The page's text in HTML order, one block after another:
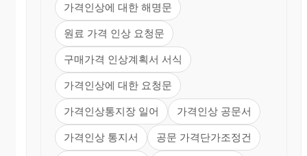
가격인상에 대한 해명문
원료 가격 인상 요청문
구매가격 인상계획서 서식
가격인상에 대한 요청문
가격인상통지장 일어 가격인상 공문서
가격인상 통지서 공문 가격단가조정건